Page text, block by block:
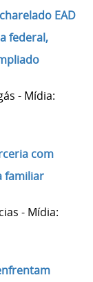
EAD
federal,
- Mídia:
com
familiar
- Mídia: